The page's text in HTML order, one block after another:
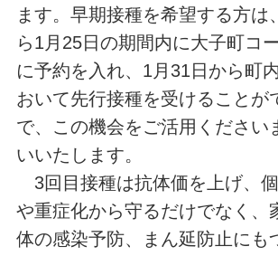
ます。早期接種を希望する方は
ら1月25日の期間内に大子町コ
に予約を入れ、1月31日から町
おいて先行接種を受けることが
で、この機会をご活用ください
いいたします。
3回目接種は抗体価を上げ、
や重症化から守るだけでなく、
体の感染予防、まん延防止にも